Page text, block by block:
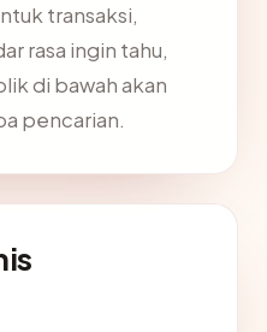
transaksi,
rasa ingin tahu,
di bawah akan
pencarian.